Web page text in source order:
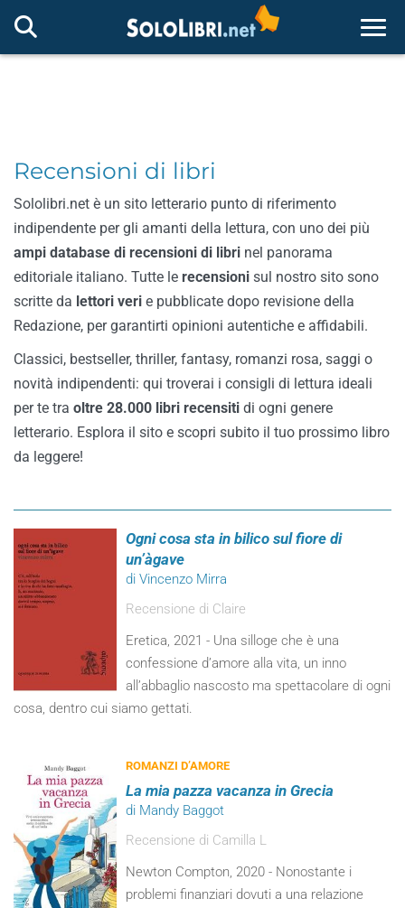
Recensioni di libri
Sololibri.net è un sito letterario punto di riferimento
indipendente per gli amanti della lettura, con uno dei più
ampi database di recensioni di libri nel panorama
editoriale italiano. Tutte le recensioni sul nostro sito sono
scritte da lettori veri e pubblicate dopo revisione della
Redazione, per garantirti opinioni autentiche e affidabili.
Classici, bestseller, thriller, fantasy, romanzi rosa, saggi o
novità indipendenti: qui troverai i consigli di lettura ideali
per te tra oltre 28.000 libri recensiti di ogni genere
letterario. Esplora il sito e scopri subito il tuo prossimo libro
da leggere!
Ogni cosa sta in bilico sul fiore di
un’àgave
di Vincenzo Mirra
Recensione di Claire
Eretica, 2021 - Una silloge che è una
confessione d’amore alla vita, un inno
all’abbaglio nascosto ma spettacolare di ogni
cosa, dentro cui siamo gettati.
ROMANZI D’AMORE
La mia pazza vacanza in Grecia
di Mandy Baggot
Recensione di Camilla L
Newton Compton, 2020 - Nonostante i
problemi finanziari dovuti a una relazione